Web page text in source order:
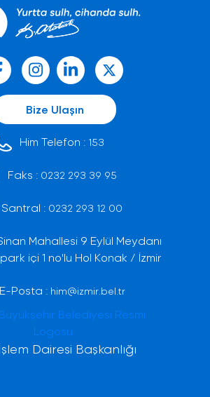
Bize Ulaşın
Him Telefon : 153
Faks : 0232 293 39 95
Santral : 0232 293 12 00
Mahallesi 9 Eylül Meydanı
içi 1 no'lu Hol Konak / İzmir
E-Posta : him@izmir.bel.tr
Dairesi Başkanlığı